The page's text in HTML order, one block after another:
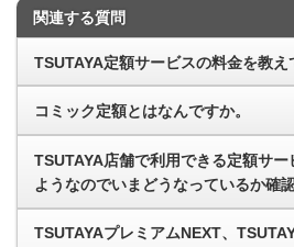
関連する質問
TSUTAYA定額サービスの料金を教え
コミック定額とはなんですか。
TSUTAYA店舗で利用できる定額サ
ようなのでいまどうなっているか確認
TSUTAYAプレミアムNEXT、